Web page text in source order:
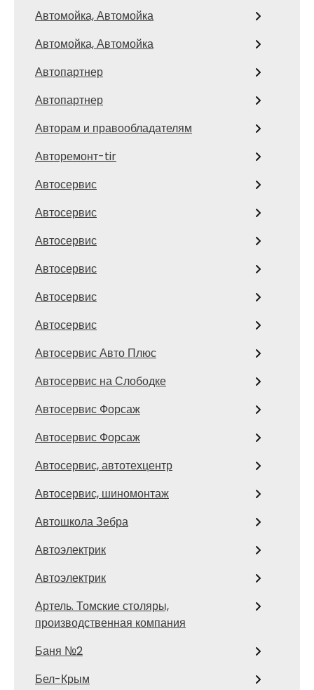
Автомойка, Автомойка
Автомойка, Автомойка
Автопартнер
Автопартнер
Авторам и правообладателям
Авторемонт-tir
Автосервис
Автосервис
Автосервис
Автосервис
Автосервис
Автосервис
Автосервис Авто Плюс
Автосервис на Слободке
Автосервис Форсаж
Автосервис Форсаж
Автосервис, автотехцентр
Автосервис, шиномонтаж
Автошкола Зебра
Автоэлектрик
Автоэлектрик
Артель. Томские столяры,
производственная компания
Баня №2
Бел-Крым